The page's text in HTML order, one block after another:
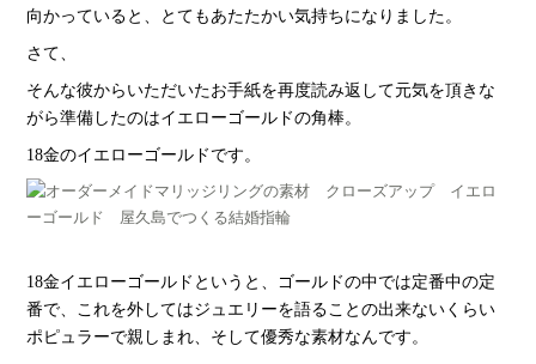
向かっていると、とてもあたたかい気持ちになりました。
さて、
そんな彼からいただいたお手紙を再度読み返して元気を頂きな
がら準備したのはイエローゴールドの角棒。
18金のイエローゴールドです。
18金イエローゴールドというと、ゴールドの中では定番中の定
番で、これを外してはジュエリーを語ることの出来ないくらい
ポピュラーで親しまれ、そして優秀な素材なんです。